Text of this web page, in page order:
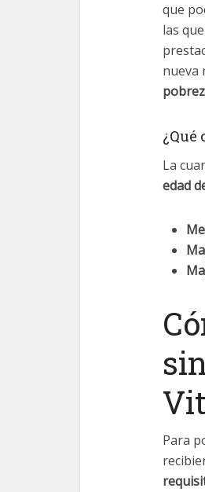
que
las
nueva
¿Qué
La
edad
Para